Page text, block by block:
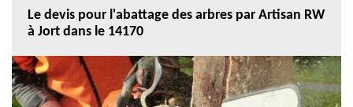
Le devis pour l'abattage des arbres par Artisan RW
à Jort dans le 14170